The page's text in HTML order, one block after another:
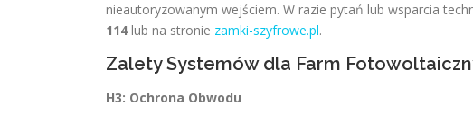
nieautoryzowanym wejściem. W razie pytań lub wsparcia
114lub na stronie zamki-szyfrowe.pl.
Zalety Systemów dla Farm
H3: Ochrona Obwodu